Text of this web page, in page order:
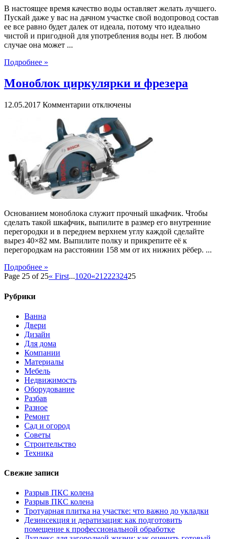
В настоящее время качество воды оставляет желать лучшего.
Пускай даже у вас на дачном участке свой водопровод состав
ее все равно будет далек от идеала, потому что идеально
чистой и пригодной для употребления воды нет. В любом
случае она может ...
Подробнее »
Моноблок циркулярки и фрезера
12.05.2017 Комментарии к
Моноблок
циркулярки
и
фрезера
отключены
Основанием моноблока служит прочный шкафчик. Чтобы
сделать такой шкафчик, выпилите в размер его внутренние
перегородки и в переднем верхнем углу каждой сделайте
вырез 40×82 мм. Выпилите полку и прикрепите её к
перегородкам на расстоянии 158 мм от их нижних рёбер. ...
Подробнее »
Page 25 of 25« First...1020«21 22232425
Рубрики
Ванна
Двери
Дизайн
Для дома
Компании
Материалы
Мебель
Недвижимость
Оборудование
Разбав
Разное
Ремонт
Сад и огород
Советы
Строительство
Техника
Свежие записи
Разрыв ПКС колена
Разрыв ПКС колена
Тротуарная плитка на участке: что важно до укладки
Дезинсекция и дератизация: как подготовить
помещение к профессиональной обработке